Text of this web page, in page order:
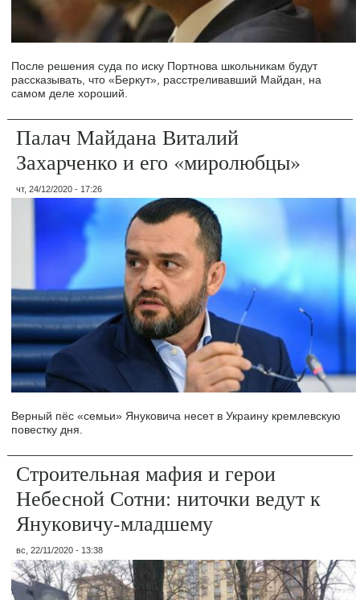
После решения суда по иску Портнова школьникам будут
рассказывать, что «Беркут», расстреливавший Майдан, на
самом деле хороший.
Палач Майдана Виталий
Захарченко и его «миролюбцы»
чт, 24/12/2020 - 17:26
Верный пёс «семьи» Януковича несет в Украину кремлевскую
повестку дня.
Строительная мафия и герои
Небесной Сотни: ниточки ведут к
Януковичу-младшему
вс, 22/11/2020 - 13:38